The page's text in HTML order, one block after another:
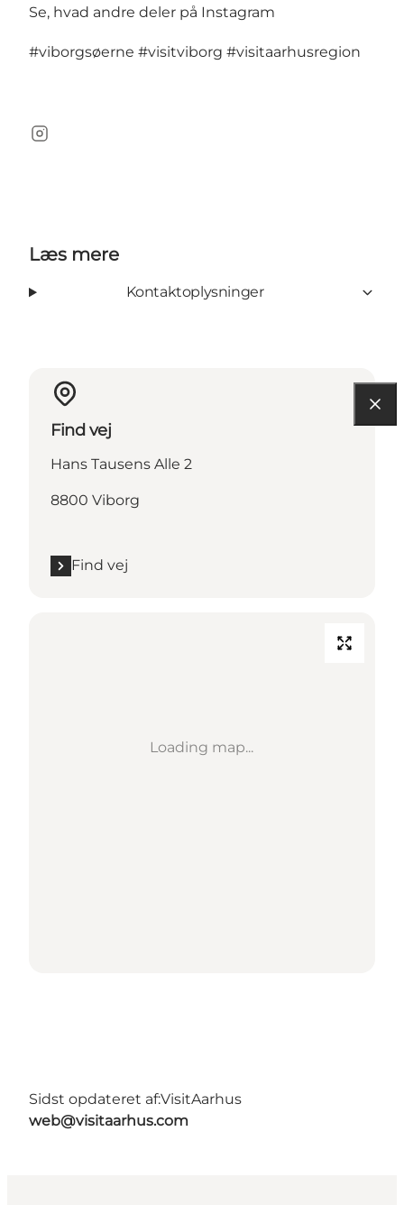
Se, hvad andre deler på Instagram
#viborgsøerne #visitviborg #visitaarhusregion
Instagram
Læs mere
Kontaktoplysninger
Find vej
Hans Tausens Alle 2
8800 Viborg
Find vej
Loading map...
Sidst opdateret af:VisitAarhus
web@visitaarhus.com